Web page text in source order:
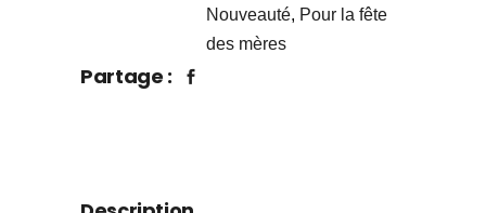
Nouveauté, Pour la fête
des mères
Partage :